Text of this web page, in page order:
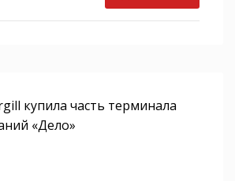
купила часть терминала
«Дело»